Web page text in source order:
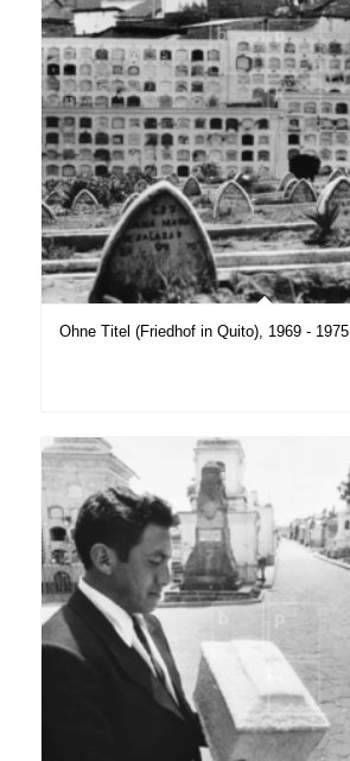
Ohne Titel (Friedhof in Quito), 1969 - 1975